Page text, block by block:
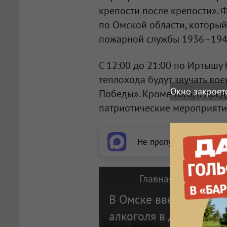
крепости после крепости».
по Омской области,
пожарной службы
С 12:00 до 21:00 по Иртышу
теплохода будут звучать
Победы». Кроме того, в
патриотические
Не пропускайте
Главная новость по
В Омске введут
алкоголя в дни
Окно